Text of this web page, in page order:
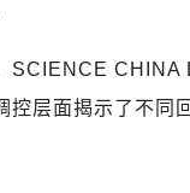
SCIENCE CHINA
控层面揭示了不同